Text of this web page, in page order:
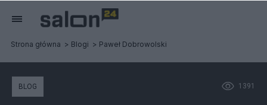
Strona główna Blogi Paweł Dobrowolski
1391
BLOG